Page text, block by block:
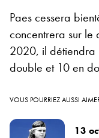
Paes cessera
concentrera sur
2020, il détiendra
double et 10 en
VOUS POURRIEZ AUSSI
13